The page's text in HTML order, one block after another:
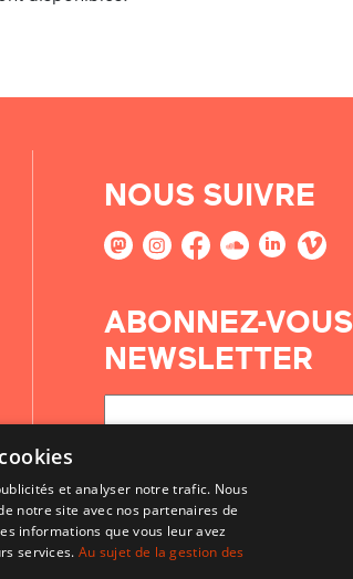
NOUS SUIVRE
ABONNEZ-
NEWSLETTER
et analyser notre trafic. Nous
notre site avec nos partenaires de
informations que vous leur avez
services. Au sujet de la gestion des